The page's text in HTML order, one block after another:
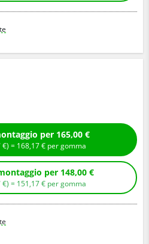
Compra con montaggio per 165,00 €
€ ) = 168,17€ per gomma
Compra senza montaggio per 148,00 €
€ ) = 151,17€ per gomma